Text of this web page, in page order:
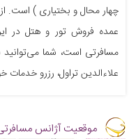
چهار محال و بختیاری ) است.
عمده فروش تور و هتل در
علاءالدین تراول، رزرو
موقعیت آژانس